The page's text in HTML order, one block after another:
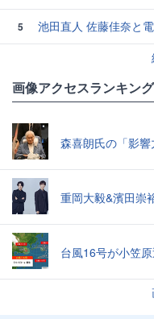
5
池田直人 佐藤佳奈と
画像アクセスランキング
森喜朗氏の「影
重岡大毅&濱田崇
台風16号が小笠